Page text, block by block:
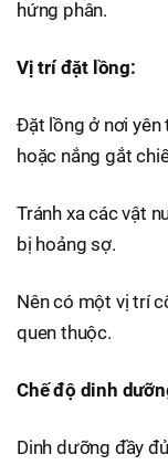
hứng phân.
Vị trí đặt lồng:
Đặt lồng ở nơi yên
hoặc nắng gắt
Tránh xa các vật
bị hoảng sợ.
Nên có một vị trí
quen thuộc.
Chế độ dinh
Dinh dưỡng đầy